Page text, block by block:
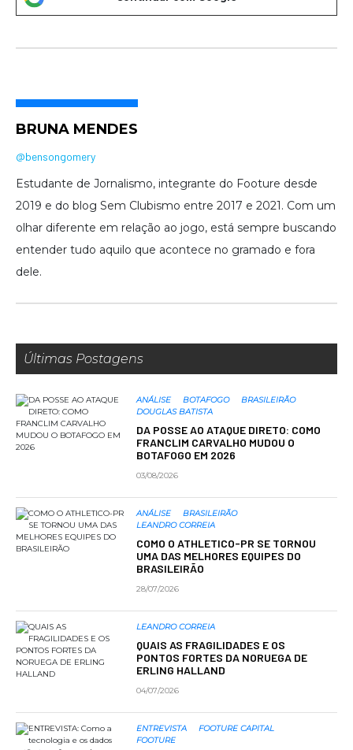
BRUNA MENDES
@bensongomery
Estudante de Jornalismo, integrante do Footure desde
2019 e do blog Sem Clubismo entre 2017 e 2021. Com um
olhar diferente em relação ao jogo, está sempre buscando
entender tudo aquilo que acontece no gramado e fora
dele.
Últimas Postagens
ANÁLISE BOTAFOGO
BRASILEIRÃO
DOUGLAS BATISTA
DA POSSE AO ATAQUE DIRETO: COMO
FRANCLIM CARVALHO MUDOU O
BOTAFOGO EM 2026
03/08/2026
ANÁLISE
BRASILEIRÃO
LEANDRO CORREIA
COMO O ATHLETICO-PR SE TORNOU
UMA DAS MELHORES EQUIPES DO
BRASILEIRÃO
28/07/2026
LEANDRO CORREIA
QUAIS AS FRAGILIDADES E OS
PONTOS FORTES DA NORUEGA DE
ERLING HALLAND
04/07/2026
ENTREVISTA
FOOTURE CAPITAL
FOOTURE